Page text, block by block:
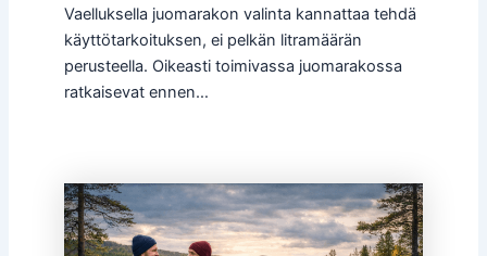
Vaelluksella juomarakon valinta kannattaa tehdä
käyttötarkoituksen, ei pelkän litramäärän
perusteella. Oikeasti toimivassa juomarakossa
ratkaisevat ennen…